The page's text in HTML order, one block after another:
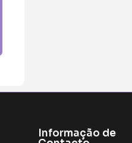
Informação de